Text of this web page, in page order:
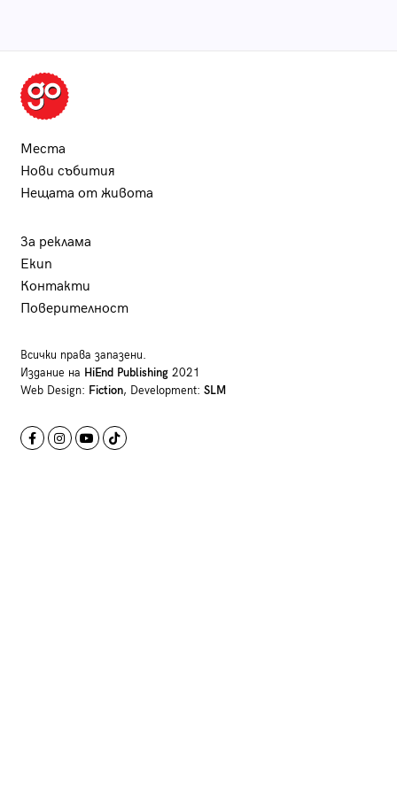
Места
Нови събития
Нещата от живота
За реклама
Екип
Контакти
Поверителност
Всички права запазени.
Издание на HiEnd Publishing2021
Web Design: Fiction, Development: SLM